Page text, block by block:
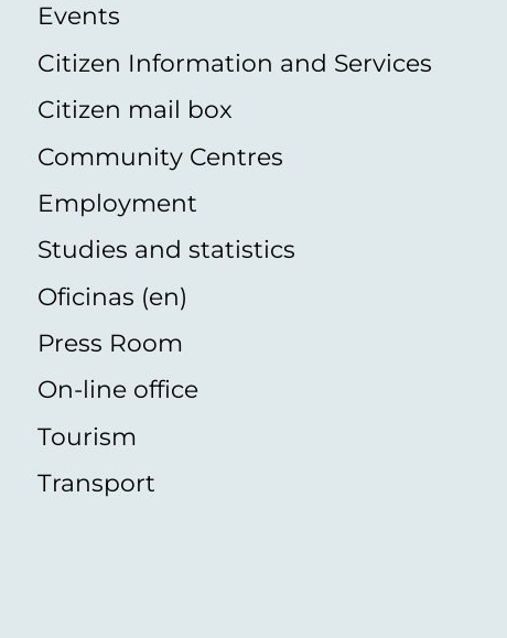
Events
Citizen Information and Services
Citizen mail box
Community Centres
Employment
Studies and statistics
Oficinas (en)
Press Room
On-line office
Tourism
Transport